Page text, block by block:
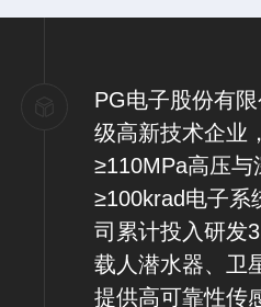
PG电子股份有限
级高新技术企业
≥110MPa高压与
≥100krad电子系
司累计投入研发
载人潜水器、卫
提供高可靠性传